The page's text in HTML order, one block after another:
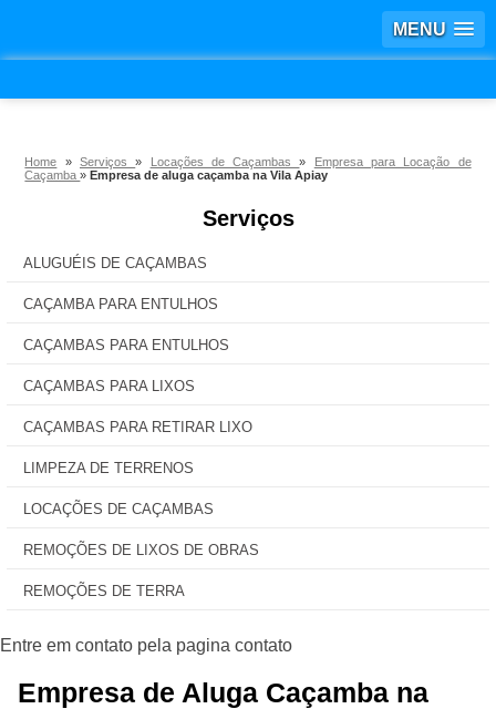
MENU
Home » Serviços» Locações de Caçambas»
Empresa para Locação de
Caçamba»Empresa de aluga caçamba na Vila Apiay
Serviços
ALUGUÉIS DE CAÇAMBAS
CAÇAMBA PARA ENTULHOS
CAÇAMBAS PARA ENTULHOS
CAÇAMBAS PARA LIXOS
CAÇAMBAS PARA RETIRAR LIXO
LIMPEZA DE TERRENOS
LOCAÇÕES DE CAÇAMBAS
REMOÇÕES DE LIXOS DE OBRAS
REMOÇÕES DE TERRA
Empresa de Aluga Caçamba na